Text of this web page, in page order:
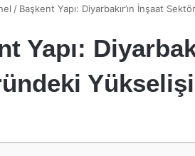
/ Başkent Yapı: Diyarbakır’ın İnşaat
Yapı:
Yükselişi